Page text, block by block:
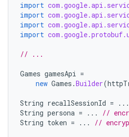
import
import
import
import
// ...
Games gamesApi =
new Games .Builder(
String recallSessionId = ...
String persona = ...
//
String token = ... //